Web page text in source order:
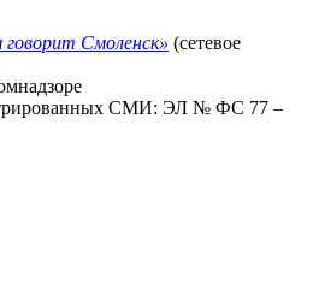
Смоленск» (сетевое
СМИ: ЭЛ № ФС 77 –